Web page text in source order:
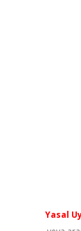
Yasal